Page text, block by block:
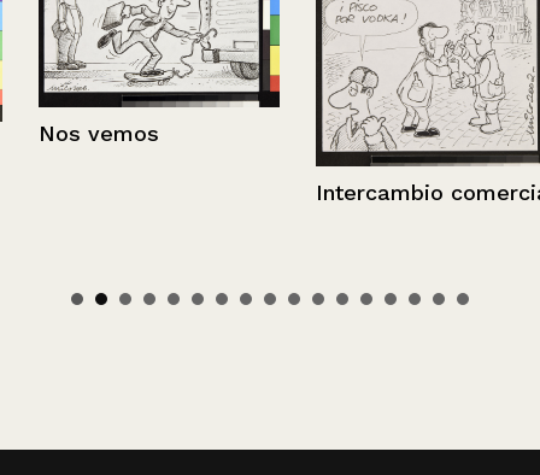
Nos vemos
Intercambio comercial